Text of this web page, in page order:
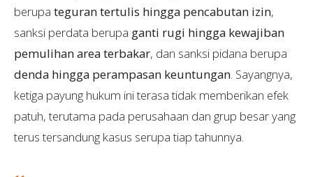
berupa teguran tertulis hingga pencabutan izin,
sanksi perdata berupa ganti rugi hingga kewajiban
pemulihan area terbakar, dan sanksi pidana berupa
denda hingga perampasan keuntungan. Sayangnya,
ketiga payung hukum ini terasa tidak memberikan efek
patuh, terutama pada perusahaan dan grup besar yang
terus tersandung kasus serupa tiap tahunnya.